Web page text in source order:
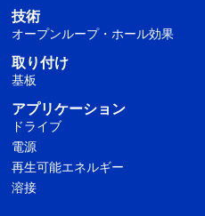
技術
オープンループ・ホール効果
取り付け
基板
アプリケーション
ドライブ
電源
再生可能エネルギー
溶接